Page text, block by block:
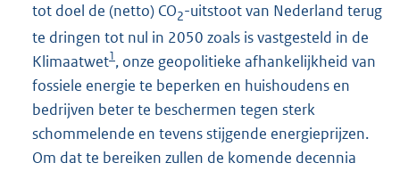
tot doel de (netto) CO2-uitstoot van Nederland terug
te dringen tot nul in 2050 zoals is vastgesteld in de
Klimaatwet1, onze geopolitieke afhankelijkheid van
fossiele energie te beperken en huishoudens en
bedrijven beter te beschermen tegen sterk
schommelende en tevens stijgende energieprijzen.
Om dat te bereiken zullen de komende decennia